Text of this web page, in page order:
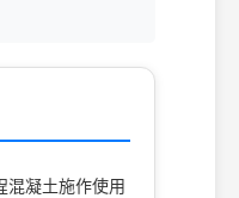
混凝土施作使用